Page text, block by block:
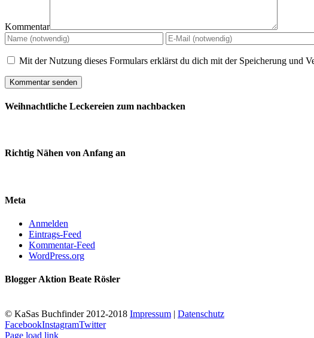
Kommentar
Mit der Nutzung dieses Formulars erklärst du dich mit der Speicherung und
Weihnachtliche Leckereien zum nachbacken
Richtig Nähen von Anfang an
Meta
Anmelden
Eintrags-Feed
Kommentar-Feed
WordPress.org
Blogger Aktion Beate Rösler
© KaSas Buchfinder 2012-2018 Impressum | Datenschutz
FacebookInstagramTwitter
Page load link